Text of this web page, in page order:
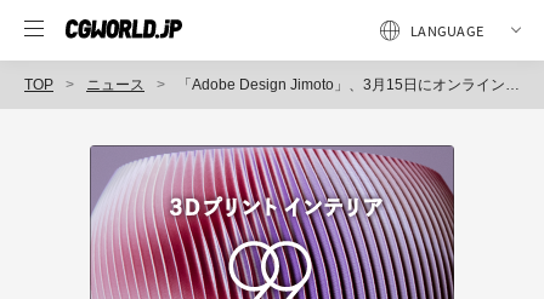
TOP ニュース 「Adobe Design Jimoto」、3月15日にオンライン配信にてイベント開催（Adobe）